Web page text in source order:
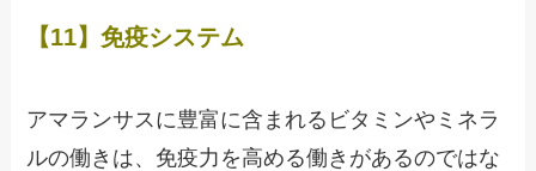
【11】免疫システム
アマランサスに豊富に含まれるビタミンやミネラ
ルの働きは、免疫力を高める働きがあるのではな